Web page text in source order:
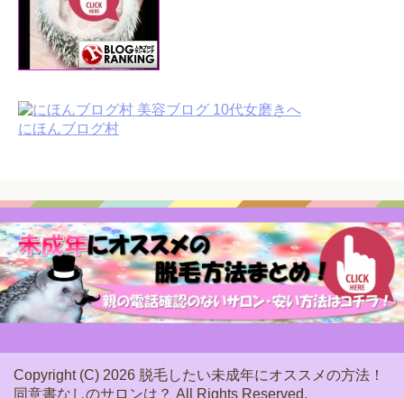
にほんブログ村
Copyright (C) 2026 脱毛したい未成年にオススメの方法！
同意書なしのサロンは？ All Rights Reserved.